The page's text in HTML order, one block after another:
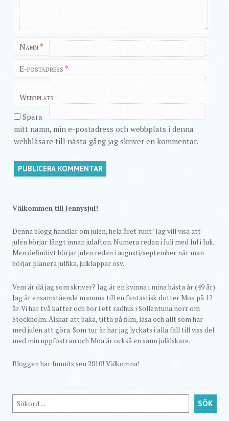
Namn *
E-postadress *
Webbplats
Spara
mitt namn, min e-postadress och webbplats i denna
webbläsare till nästa gång jag skriver en kommentar.
Välkommen till Jennysjul!
Denna blogg handlar om julen, hela året runt! Jag vill visa att
julen börjar långt innan julafton. Numera redan i Juli med Jul i Juli.
Men definitivt börjar julen redan i augusti/september när man
börjar planera julfika, julklappar osv.
Vem är då jag som skriver? Jag är en kvinna i mina bästa år (49 år).
Jag är ensamstående mamma till en fantastisk dotter Moa på 12
år. Vi har två katter och bor i ett radhus i Sollentuna norr om
Stockholm. Älskar att baka, titta på film, läsa och allt som har
med julen att göra. Som tur är har jag lyckats i alla fall till viss del
med min uppfostran och Moa är också en sann julälskare.
Bloggen har funnits sen 2010! Välkomna!
Sök SÖK